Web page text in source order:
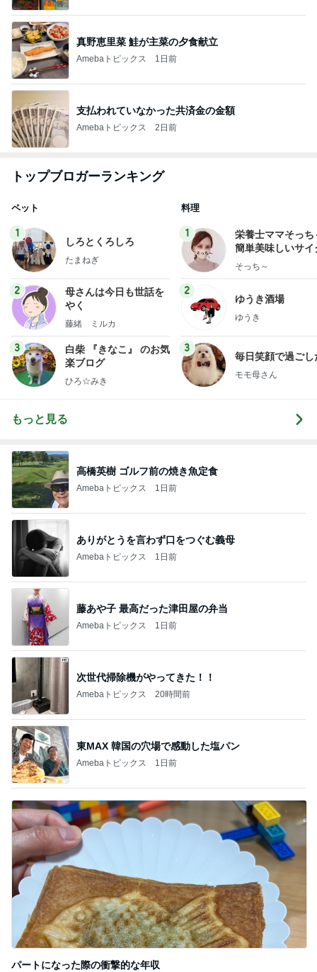
真野恵里菜 鮭が主菜の夕食献立
Amebaトピックス 1日前
支払われていなかった共済金の金額
Amebaトピックス 2日前
トップブロガーランキング
ペット
1
しろとくろしろ
たまねぎ
2
母さんは今日も世話を
やく
藤緒 ミルカ
3
白柴 『きなこ』 のお気
楽ブログ
ひろ☆みき
料理
1
栄養士ママそっち
簡単美味しいサイ
献立
そっち～
2
ゆうき酒場
ゆうき
3
毎日笑顔で過ごし
モモ母さん
もっと見る
高橋英樹 ゴルフ前の焼き魚定食
Amebaトピックス 1日前
ありがとうを言わず口をつぐむ義母
Amebaトピックス 1日前
藤あや子 最高だった津田屋の弁当
Amebaトピックス 1日前
次世代掃除機がやってきた！！
Amebaトピックス 20時間前
東MAX 韓国の穴場で感動した塩パン
Amebaトピックス 1日前
パートになった際の衝撃的な年収